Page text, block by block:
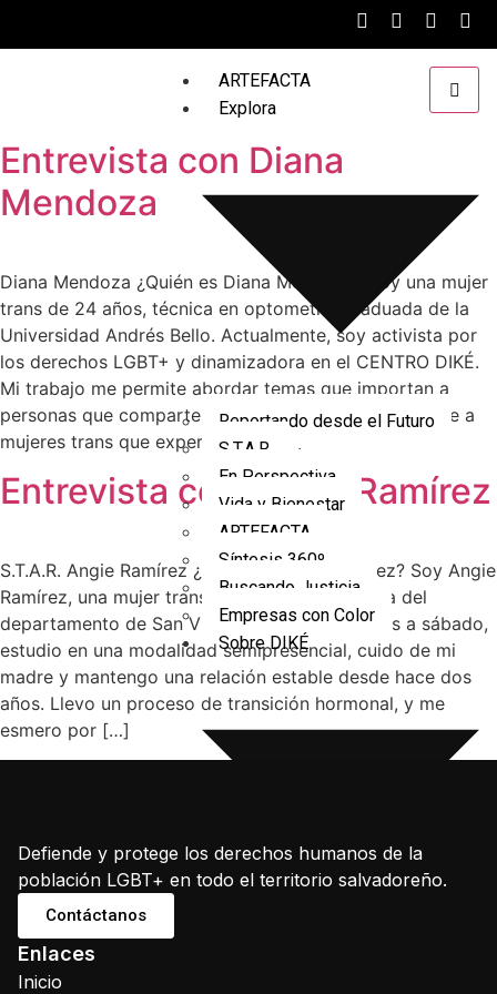
ARTEFACTA
Explora
Reportando desde el Futuro
S.T.A.R.
En Perspectiva
Vida y Bienestar
ARTEFACTA
Síntesis 360º
Buscando Justicia
Empresas con Color
Sobre DIKÉ
Entrevista con Diana
Mendoza
Diana Mendoza ¿Quién es Diana Mendoza? Soy una mujer
trans de 24 años, técnica en optometría graduada de la
Universidad Andrés Bello. Actualmente, soy activista por
los derechos LGBT+ y dinamizadora en el CENTRO DIKÉ.
Mi trabajo me permite abordar temas que importan a
personas que comparten mis vivencias, especialmente a
mujeres trans que experimentan […]
Entrevista con Angie Ramírez
S.T.A.R. Angie Ramírez ¿Quién es Angie ramírez? Soy Angie
Ramírez, una mujer trans de 32 años, originaria del
departamento de San Vicente. Trabajo de lunes a sábado,
estudio en una modalidad semipresencial, cuido de mi
madre y mantengo una relación estable desde hace dos
años. Llevo un proceso de transición hormonal, y me
esmero por […]
Defiende y protege los derechos humanos de la
población LGBT+ en todo el territorio salvadoreño.
Contáctanos
Enlaces
Inicio